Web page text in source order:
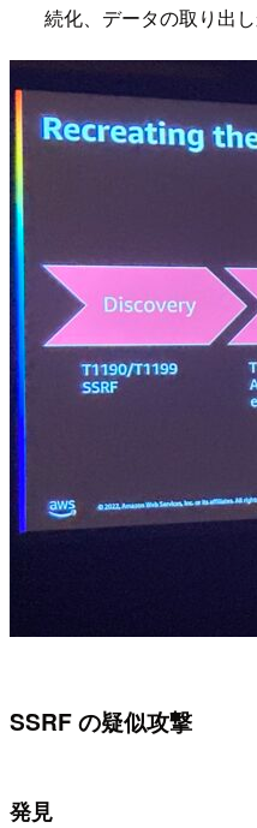
続化、データの取り出
SSRF の疑似攻撃
発見